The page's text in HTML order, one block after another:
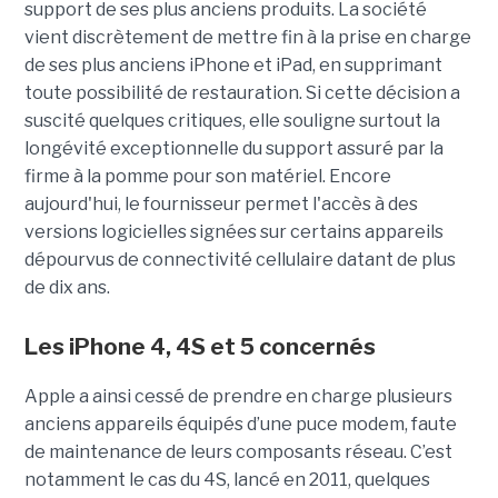
support de ses plus anciens produits. La société
vient discrètement de mettre fin à la prise en charge
de ses plus anciens iPhone et iPad, en supprimant
toute possibilité de restauration. Si cette décision a
suscité quelques critiques, elle souligne surtout la
longévité exceptionnelle du support assuré par la
firme à la pomme pour son matériel. Encore
aujourd'hui, le fournisseur permet l'accès à des
versions logicielles signées sur certains appareils
dépourvus de connectivité cellulaire datant de plus
de dix ans.
Les iPhone 4, 4S et 5 concernés
Apple a ainsi cessé de prendre en charge plusieurs
anciens appareils équipés d’une puce modem, faute
de maintenance de leurs composants réseau. C’est
notamment le cas du 4S, lancé en 2011, quelques